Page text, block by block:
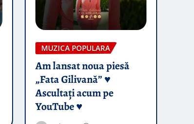
MUZICA POPULARA
Am lansat noua piesă
„Fata Gilivană” ♥️
Ascultați acum pe
YouTube ♥️